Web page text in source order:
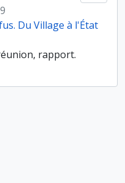
Du Village à l'État
rapport.